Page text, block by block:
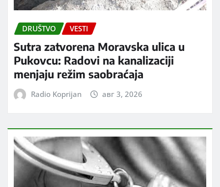
DRUŠTVO VESTI
Sutra zatvorena Moravska ulica u
Pukovcu: Radovi na kanalizaciji
menjaju režim saobraćaja
Radio Koprijan авг 3, 2026